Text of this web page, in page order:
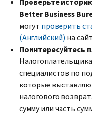
Better Business
могут проверить
(Английский) на
Поинтересуйтесь
специалистов по
которые
налогового
сумму или часть